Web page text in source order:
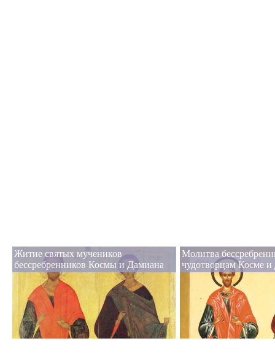
Житие святых мучеников
бессребренников Космы и Дамиана
Молитва
чудотворцам Косме